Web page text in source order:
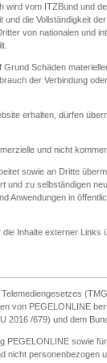
vom ITZBund und
die Vollständigkeit
von nationalen und
Schäden
der Verbindung
erhalten, dürfen
und nicht
sowie an Dritte
und zu selbständigen
Anwendungen in
Inhalte externer
von PEGELONLINE
2016 /679) und dem
PEGELONLINE sowie
nicht